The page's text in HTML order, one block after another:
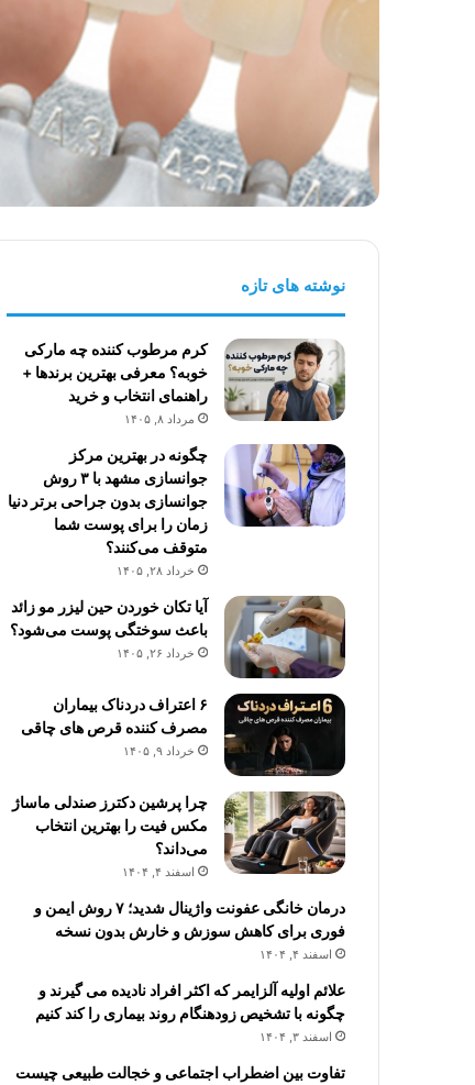
نوشته های تازه
کرم مرطوب کننده چه مارکی
خوبه؟ معرفی بهترین برندها +
راهنمای انتخاب و خرید
مرداد ۸, ۱۴۰۵
چگونه در بهترین مرکز
جوانسازی مشهد با ۳ روش
جوانسازی بدون جراحی برتر دنیا
زمان را برای پوست شما
متوقف می‌کنند؟
خرداد ۲۸, ۱۴۰۵
آیا تکان خوردن حین لیزر مو زائد
باعث سوختگی پوست می‌شود؟
خرداد ۲۶, ۱۴۰۵
۶ اعتراف دردناک بیماران
مصرف کننده قرص های چاقی
خرداد ۹, ۱۴۰۵
چرا پرشین دکترز صندلی ماساژ
مکس فیت را بهترین انتخاب
می‌داند؟
اسفند ۴, ۱۴۰۴
درمان خانگی عفونت واژینال شدید؛ ۷ روش ایمن و
فوری برای کاهش سوزش و خارش بدون نسخه
اسفند ۴, ۱۴۰۴
علائم اولیه آلزایمر که اکثر افراد نادیده می گیرند و
چگونه با تشخیص زودهنگام روند بیماری را کند کنیم
اسفند ۳, ۱۴۰۴
تفاوت بین اضطراب اجتماعی و خجالت طبیعی چیست